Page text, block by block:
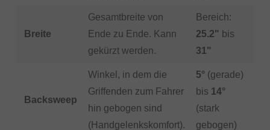
Breite
Gesamtbreite von
Ende zu Ende. Kann
gekürzt werden.
Bereich:
25.2" bis
31"
Backsweep
Winkel, in dem die
Griffenden zum Fahrer
hin gebogen sind
(Handgelenkskomfort).
5° (gerade)
bis 14°
(stark
gebogen)